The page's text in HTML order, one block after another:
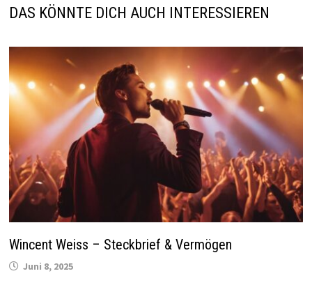
DAS KÖNNTE DICH AUCH INTERESSIEREN
Wincent Weiss – Steckbrief & Vermögen
Juni 8, 2025